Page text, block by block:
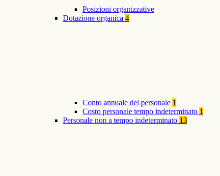
Posizioni organizzative
Dotazione organica 4
Conto annuale del personale 1
Costo personale tempo indeterminato 1
Personale non a tempo indeterminato 13